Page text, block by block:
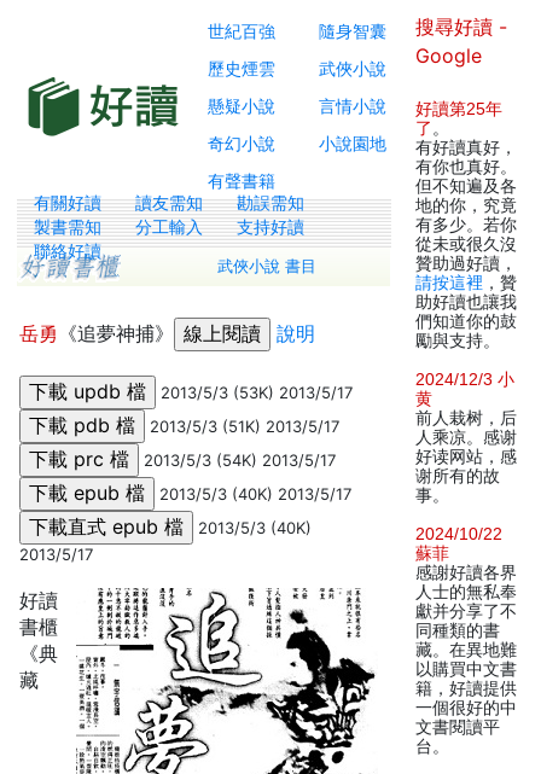
世紀百強
隨身智囊
歷史煙雲
武俠小說
懸疑小說
言情小說
奇幻小說
小說園地
有聲書籍
有關好讀 讀友需知
勘誤需知
製書需知
分工輸入
支持好讀
聯絡好讀
武俠小說 書目
岳勇 《追夢神捕》 說明
2013/5/3 (53K) 2013/5/17
2013/5/3 (51K) 2013/5/17
2013/5/3 (54K) 2013/5/17
2013/5/3 (40K) 2013/5/17
2013/5/3 (40K)
2013/5/17
好讀
書櫃
《典
藏
搜尋好讀 -
Google
好讀第25年
了 。
有好讀真好，
有你也真好。
但不知遍及各
地的你，究竟
有多少。若你
從未或很久沒
贊助過好讀，
請按這裡 ，贊
助好讀也讓我
們知道你的鼓
勵與支持。
2024/12/3 小
黄
前人栽树，后
人乘凉。感谢
好读网站，感
谢所有的故
事。
2024/10/22
蘇菲
感謝好讀各界
人士的無私奉
獻并分享了不
同種類的書
藏。在異地難
以購買中文書
籍，好讀提供
一個很好的中
文書閱讀平
台。